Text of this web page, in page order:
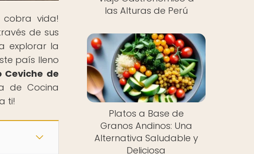
vida!
de sus
explorar la
país lleno
de
de Cocina
ti!
las Alturas de Perú
Platos a Base de
Granos Andinos: Una
Alternativa Saludable y
Deliciosa